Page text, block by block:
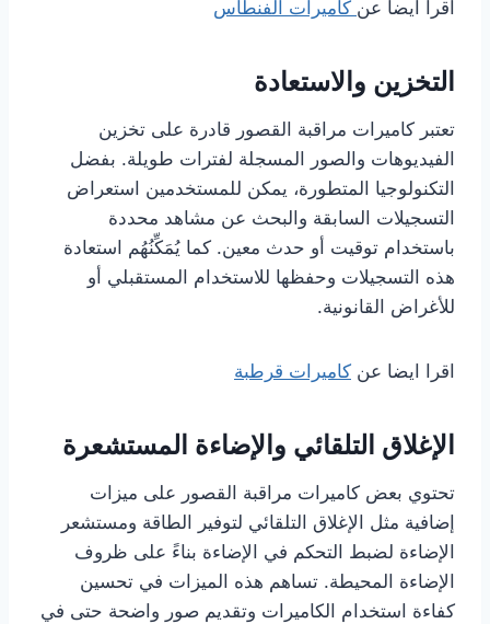
اقرا ايضا عن كاميرات الفنطاس
التخزين والاستعادة
تعتبر كاميرات مراقبة القصور قادرة على تخزين
الفيديوهات والصور المسجلة لفترات طويلة. بفضل
التكنولوجيا المتطورة، يمكن للمستخدمين استعراض
التسجيلات السابقة والبحث عن مشاهد محددة
باستخدام توقيت أو حدث معين. كما يُمَكِّنُهُم استعادة
هذه التسجيلات وحفظها للاستخدام المستقبلي أو
للأغراض القانونية.
اقرا ايضا عن كاميرات قرطبة
الإغلاق التلقائي والإضاءة المستشعرة
تحتوي بعض كاميرات مراقبة القصور على ميزات
إضافية مثل الإغلاق التلقائي لتوفير الطاقة ومستشعر
الإضاءة لضبط التحكم في الإضاءة بناءً على ظروف
الإضاءة المحيطة. تساهم هذه الميزات في تحسين
كفاءة استخدام الكاميرات وتقديم صور واضحة حتى في